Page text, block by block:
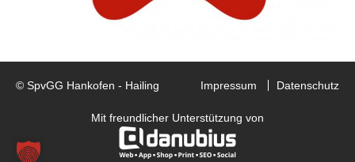
© SpvGG Hankofen - Hailing Impressum Datenschutz
Mit freundlicher Unterstützung von